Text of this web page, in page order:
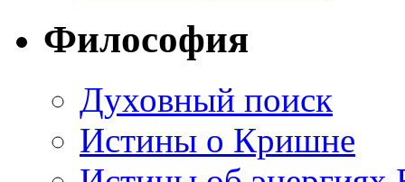
Философия
Духовный поиск
Истины о Кришне